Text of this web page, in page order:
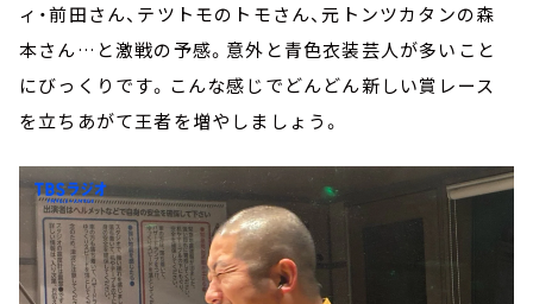
ィ・前田さん、テツトモのトモさん、元トンツカタンの森
本さん…と激戦の予感。意外と青色衣装芸人が多いこと
にびっくりです。こんな感じでどんどん新しい賞レース
を立ちあがて王者を増やしましょう。